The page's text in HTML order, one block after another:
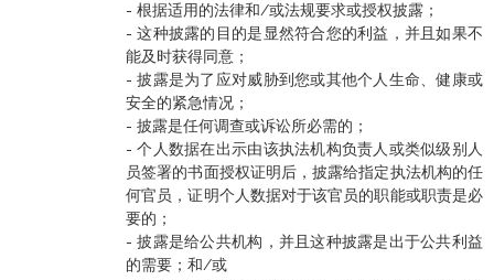
- 根据适用的法律和/或法规要求或授权披露；
- 这种披露的目的是显然符合您的利益，并且如果不
能及时获得同意；
- 披露是为了应对威胁到您或其他个人生命、健康或
安全的紧急情况；
- 披露是任何调查或诉讼所必需的；
- 个人数据在出示由该执法机构负责人或类似级别人
员签署的书面授权证明后，披露给指定执法机构的任
何官员，证明个人数据对于该官员的职能或职责是必
要的；
- 披露是给公共机构，并且这种披露是出于公共利益
的需要；和/或